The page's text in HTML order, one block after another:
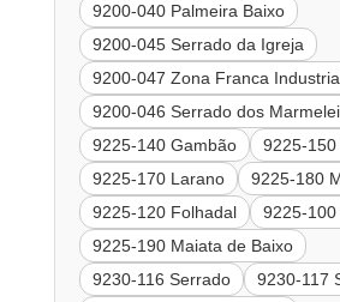
9200-040 Palmeira Baixo
9200-045 Serrado da Igreja
9200-047 Zona Franca
9200-046 Serrado dos
9225-140 Gambão
9225-150
9225-170 Larano
9225-180
9225-120 Folhadal
9225-
9225-190 Maiata de Baixo
9230-116 Serrado
9230-117